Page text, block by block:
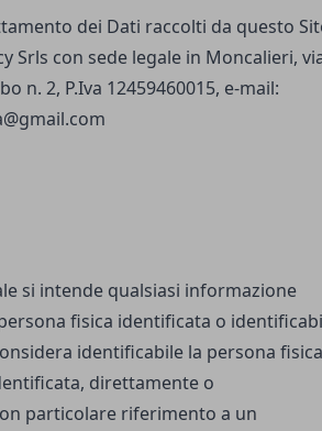
dei Dati raccolti da questo
Srls con sede legale in Moncalieri,
n. 2, P.Iva 12459460015, e-mail:
si intende qualsiasi informazione
fisica identificata o
identificabile la persona fisica
direttamente o
particolare riferimento a un